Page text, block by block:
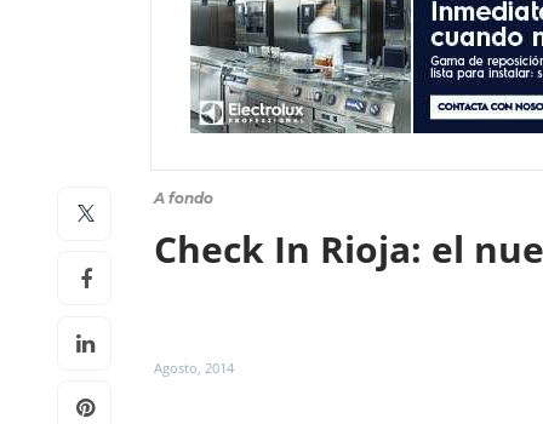
A fondo
Check In Rioja: el
Agosto, 2014